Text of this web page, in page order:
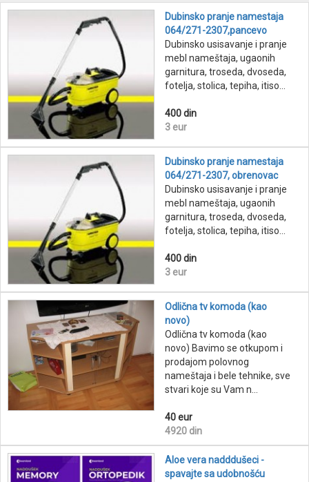
Dubinsko pranje namestaja
064/271-2307,pancevo
Dubinsko usisavanje i pranje
mebl nameštaja, ugaonih
garnitura, troseda, dvoseda,
fotelja, stolica, tepiha, itiso...
400 din
3 eur
Dubinsko pranje namestaja
064/271-2307, obrenovac
Dubinsko usisavanje i pranje
mebl nameštaja, ugaonih
garnitura, troseda, dvoseda,
fotelja, stolica, tepiha, itiso...
400 din
3 eur
Odlična tv komoda (kao
novo)
Odlična tv komoda (kao
novo) Bavimo se otkupom i
prodajom polovnog
nameštaja i bele tehnike, sve
stvari koje su Vam n...
40 eur
4920 din
Aloe vera nadddušeci -
spavajte sa udobnošću